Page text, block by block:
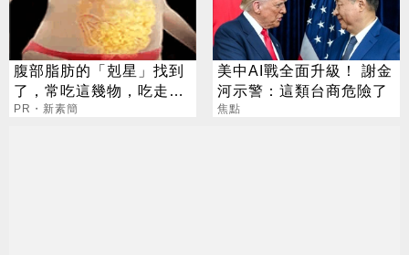
腹部脂肪的「剋星」找到
了，常吃這幾物，吃走大
肚囊，瘦出小蠻腰
PR・新素簡
美中AI戰全面升級！ 謝金
河示警：這類台商危險了
焦點